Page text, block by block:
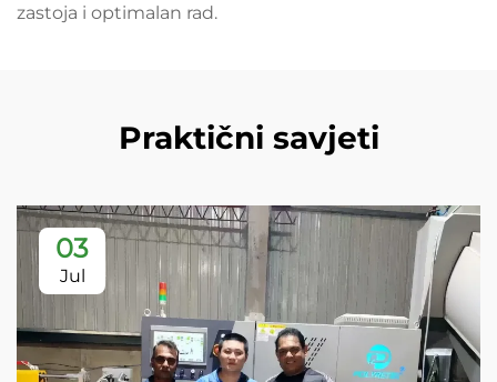
zastoja i optimalan rad.
Praktični savjeti
03
Jul